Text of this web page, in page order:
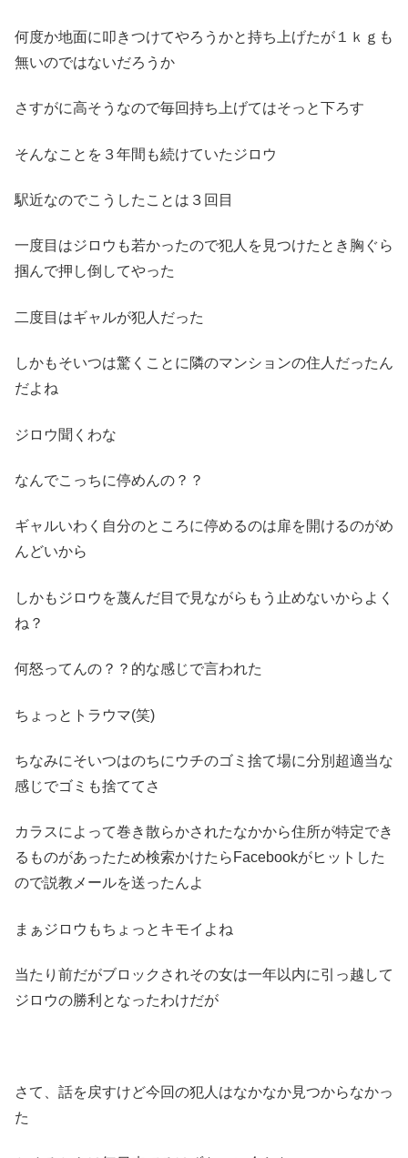
何度か地面に叩きつけてやろうかと持ち上げたが１ｋｇも
無いのではないだろうか
さすがに高そうなので毎回持ち上げてはそっと下ろす
そんなことを３年間も続けていたジロウ
駅近なのでこうしたことは３回目
一度目はジロウも若かったので犯人を見つけたとき胸ぐら
掴んで押し倒してやった
二度目はギャルが犯人だった
しかもそいつは驚くことに隣のマンションの住人だったん
だよね
ジロウ聞くわな
なんでこっちに停めんの？？
ギャルいわく自分のところに停めるのは扉を開けるのがめ
んどいから
しかもジロウを蔑んだ目で見ながらもう止めないからよく
ね？
何怒ってんの？？的な感じで言われた
ちょっとトラウマ(笑)
ちなみにそいつはのちにウチのゴミ捨て場に分別超適当な
感じでゴミも捨ててさ
カラスによって巻き散らかされたなかから住所が特定でき
るものがあったため検索かけたらFacebookがヒットした
ので説教メールを送ったんよ
まぁジロウもちょっとキモイよね
当たり前だがブロックされその女は一年以内に引っ越して
ジロウの勝利となったわけだが
さて、話を戻すけど今回の犯人はなかなか見つからなかっ
た